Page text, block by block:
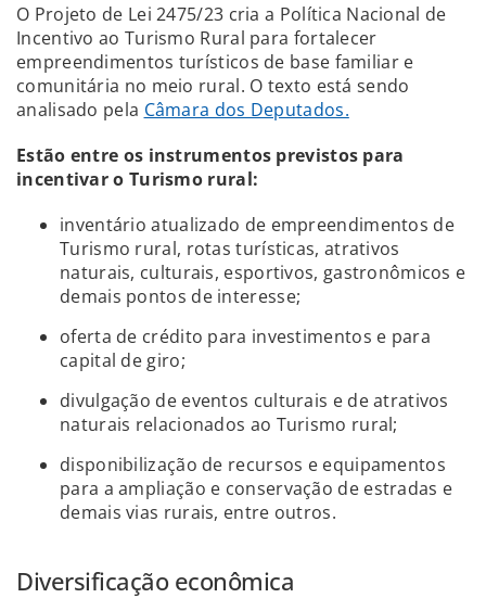
O Projeto de Lei 2475/23 cria a Política Nacional de
Incentivo ao Turismo Rural para fortalecer
empreendimentos turísticos de base familiar e
comunitária no meio rural. O texto está sendo
analisado pela Câmara dos Deputados.
Estão entre os instrumentos previstos para
incentivar o Turismo rural:
inventário atualizado de empreendimentos de
Turismo rural, rotas turísticas, atrativos
naturais, culturais, esportivos, gastronômicos e
demais pontos de interesse;
oferta de crédito para investimentos e para
capital de giro;
divulgação de eventos culturais e de atrativos
naturais relacionados ao Turismo rural;
disponibilização de recursos e equipamentos
para a ampliação e conservação de estradas e
demais vias rurais, entre outros.
Diversificação econômica